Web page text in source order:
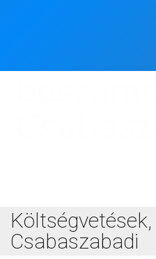
Csabaszabadi